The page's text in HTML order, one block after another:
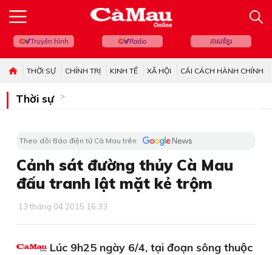
Truyền hình Radio ភាសាខ្មែរ
THỜI SỰ CHÍNH TRỊ KINH TẾ XÃ HỘI CẢI CÁCH HÀNH CHÍNH
Thời sự
Theo dõi Báo điện tử Cà Mau trên
Cảnh sát đường thủy Cà Mau
đấu tranh lật mặt kẻ trộm
13 tháng 04 2015 16:33
Lúc 9h25 ngày 6/4, tại đoạn sông thuộc